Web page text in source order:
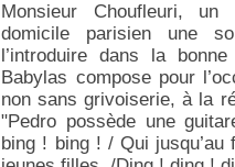
Monsieur Choufleuri,
domicile parisien une
l’introduire dans la
Babylas compose pour
non sans grivoiserie, à la
"Pedro possède une
bing ! bing ! / Qui jusqu’au